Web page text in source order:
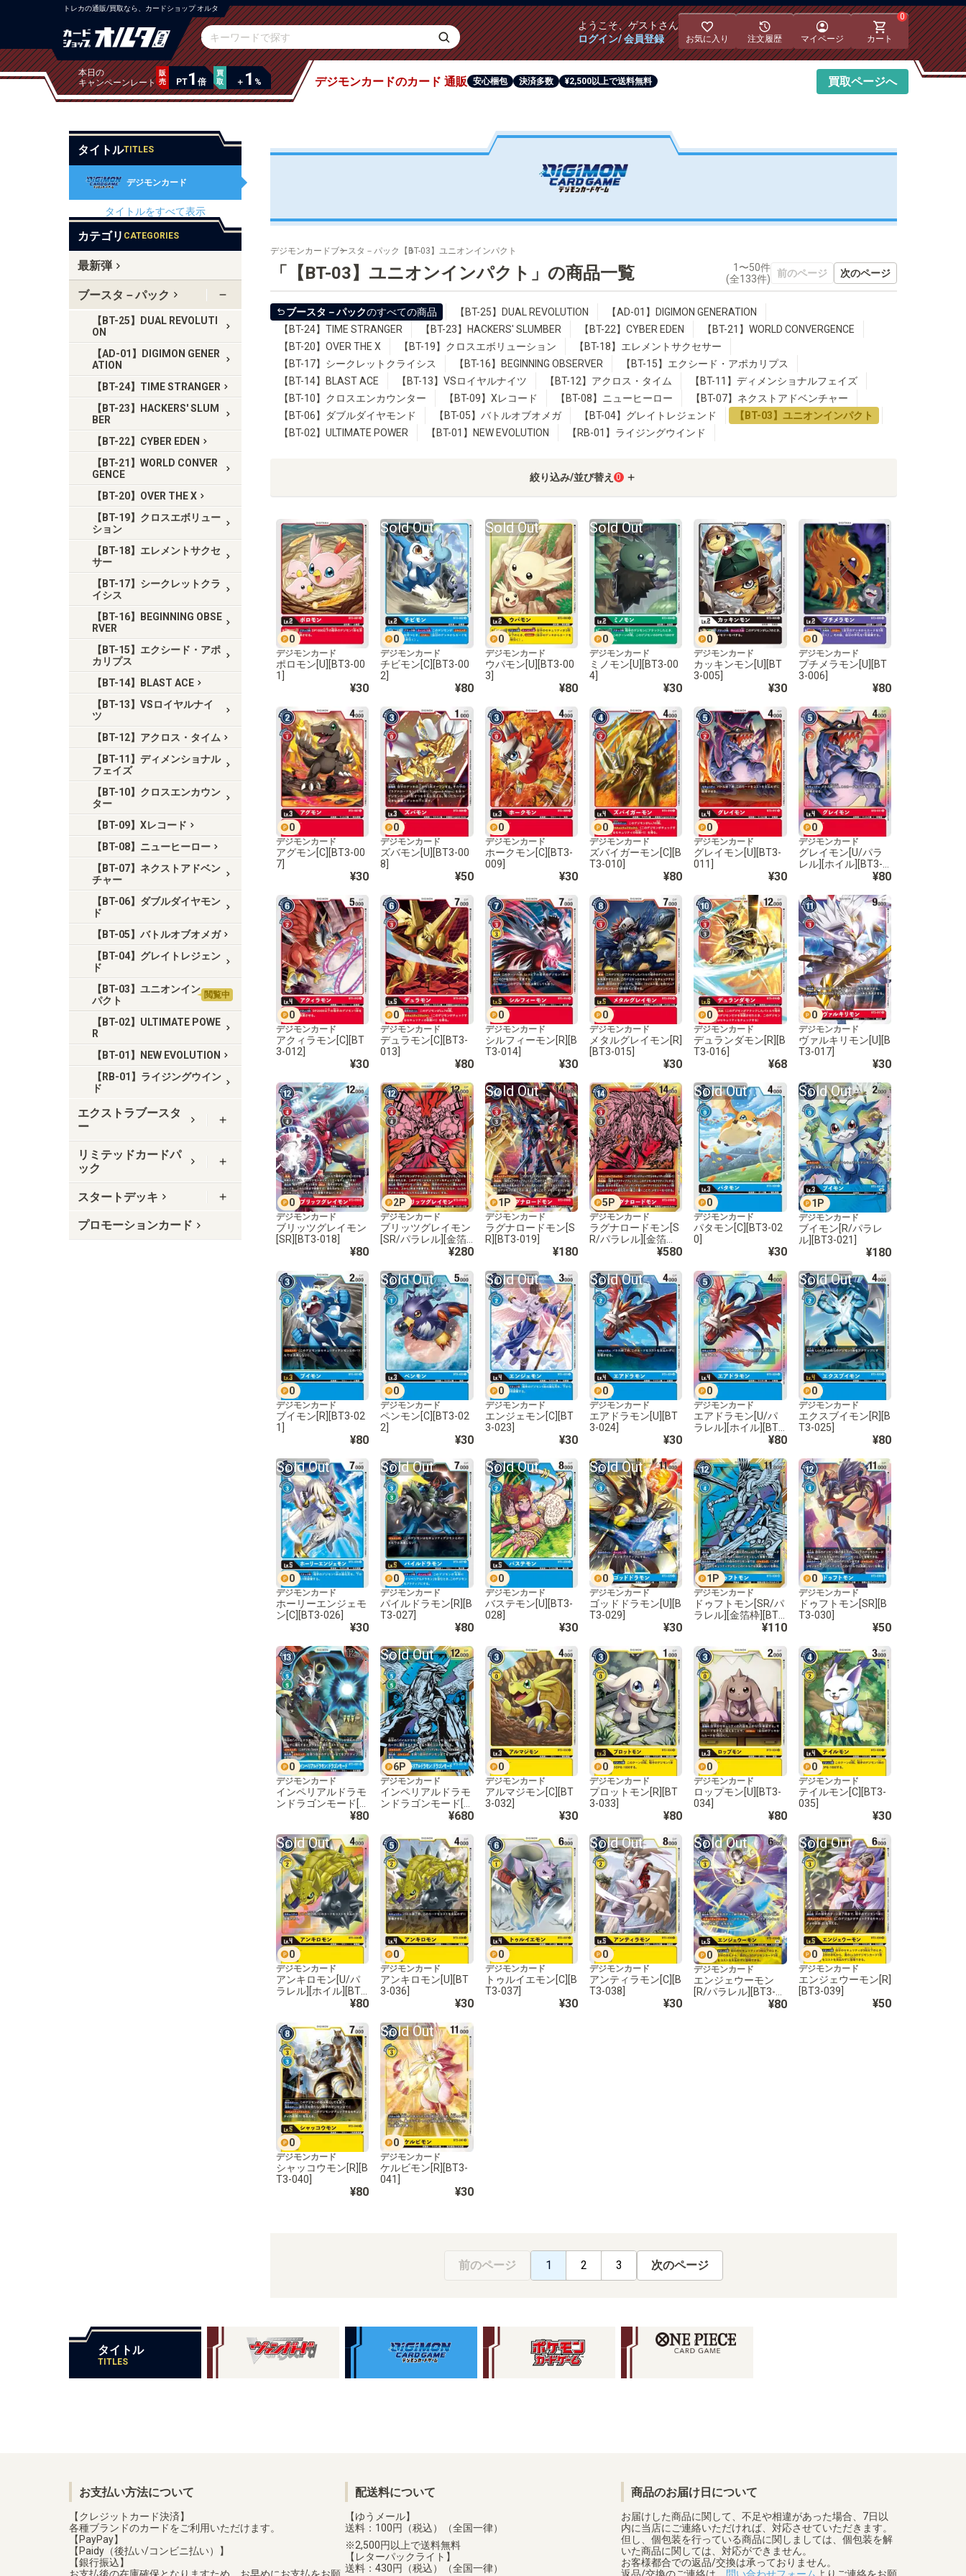
トレカの通販/買取なら、カードショップ オルタ
ようこそ、ゲストさん
ログイン/ 会員登録
お気に入り 注文履歴 マイページ
0
カート
本日の
キャンペーンレート
販
売
PT1 倍
買
取
＋ 1 % デジモンカードのカード 通販 安心梱包 決済多数 ¥2,500以上で送料無料 買取ページへ
タイトルTITLES
デジモンカード
タイトルをすべて表示
カテゴリ CATEGORIES
最新弾
ブースタ－パック
【BT-25】DUAL REVOLUTI
ON
【AD-01】DIGIMON GENER
ATION
【BT-24】TIME STRANGER
【BT-23】HACKERS' SLUM
BER
【BT-22】CYBER EDEN
【BT-21】WORLD CONVER
GENCE
【BT-20】OVER THE X
【BT-19】クロスエボリュー
ション
【BT-18】エレメントサクセ
サー
【BT-17】シークレットクラ
イシス
【BT-16】BEGINNING OBSE
RVER
【BT-15】エクシード・アポ
カリプス
【BT-14】BLAST ACE
【BT-13】VSロイヤルナイ
ツ
【BT-12】アクロス・タイム
【BT-11】ディメンショナル
フェイズ
【BT-10】クロスエンカウン
ター
【BT-09】Xレコード
【BT-08】ニューヒーロー
【BT-07】ネクストアドベン
チャー
【BT-06】ダブルダイヤモン
ド
【BT-05】バトルオブオメガ
【BT-04】グレイトレジェン
ド
【BT-03】ユニオンイン
パクト
閲覧中
【BT-02】ULTIMATE POWE
R
【BT-01】NEW EVOLUTION
【RB-01】ライジングウイン
ド
エクストラブースタ
ー
リミテッドカードパ
ック
スタートデッキ
プロモーションカード
デジモンカードブースタ－パック 【BT-03】ユニオンインパクト
「【BT-03】ユニオンインパクト」の商品一覧
1〜50件
(全133件) 前のページ 次のページ
ブースタ－パックのすべての商品 【BT-25】DUAL REVOLUTION
【AD-01】DIGIMON GENERATION
【BT-24】TIME STRANGER
【BT-23】HACKERS' SLUMBER 【BT-22】CYBER EDEN
【BT-21】WORLD CONVERGENCE
【BT-20】OVER THE X
【BT-19】クロスエボリューション
【BT-18】エレメントサクセサー
【BT-17】シークレットクライシス
【BT-16】BEGINNING OBSERVER
【BT-15】エクシード・アポカリプス
【BT-14】BLAST ACE
【BT-13】VSロイヤルナイツ 【BT-12】アクロス・タイム
【BT-11】ディメンショナルフェイズ
【BT-10】クロスエンカウンター
【BT-09】Xレコード 【BT-08】ニューヒーロー
【BT-07】ネクストアドベンチャー
【BT-06】ダブルダイヤモンド
【BT-05】バトルオブオメガ 【BT-04】グレイトレジェンド
【BT-03】ユニオンインパクト
【BT-02】ULTIMATE POWER
【BT-01】NEW EVOLUTION 【RB-01】ライジングウインド
絞り込み/並び替え 0
0
デジモンカード
ポロモン[U][BT3-00
1]
¥30
Sold Out
0
デジモンカード
チビモン[C][BT3-00
2]
¥80
Sold Out
0
デジモンカード
ウパモン[U][BT3-00
3]
¥80
Sold Out
0
デジモンカード
ミノモン[U][BT3-00
4]
¥30
0
デジモンカード
カッキンモン[U][BT
3-005]
¥30
0
デジモンカード
プチメラモン[U][BT
3-006]
¥80
0
デジモンカード
アグモン[C][BT3-00
7]
¥30
0
デジモンカード
ズバモン[U][BT3-00
8]
¥50
0
デジモンカード
ホークモン[C][BT3-
009]
¥30
0
デジモンカード
ズバイガーモン[C][B
T3-010]
¥80
0
デジモンカード
グレイモン[U][BT3-
011]
¥30
0
デジモンカード
グレイモン[U/パラ
レル][ホイル][BT3-0
¥80
0
デジモンカード
アクィラモン[C][BT
3-012]
¥30
0
デジモンカード
デュラモン[C][BT3-
013]
¥80
0
デジモンカード
シルフィーモン[R][B
T3-014]
¥30
0
デジモンカード
メタルグレイモン[R]
[BT3-015]
¥30
0
デジモンカード
デュランダモン[R][B
T3-016]
¥68
0
デジモンカード
ヴァルキリモン[U][B
T3-017]
¥30
0
デジモンカード
ブリッツグレイモン
[SR][BT3-018]
¥80
2P
デジモンカード
ブリッツグレイモン
[SR/パラレル][金箔
¥280
Sold Out
1 P
デジモンカード
ラグナロードモン[S
R][BT3-019]
¥180
5 P
デジモンカード
ラグナロードモン[S
R/パラレル][金箔枠]
¥580
Sold Out
0
デジモンカード
パタモン[C][BT3-02
0]
¥30
Sold Out
1 P
デジモンカード
ブイモン[R/パラレ
ル][BT3-021]
¥180
0
デジモンカード
ブイモン[R][BT3-02
1]
¥80
Sold Out
0
デジモンカード
ペンモン[C][BT3-02
2]
¥30
Sold Out
0
デジモンカード
エンジェモン[C][BT
3-023]
¥30
Sold Out
0
デジモンカード
エアドラモン[U][BT
3-024]
¥30
0
デジモンカード
エアドラモン[U/パ
ラレル][ホイル][BT3
¥80
Sold Out
0
デジモンカード
エクスブイモン[R][B
T3-025]
¥80
Sold Out
0
デジモンカード
ホーリーエンジェモ
ン[C][BT3-026]
¥30
Sold Out
0
デジモンカード
パイルドラモン[R][B
T3-027]
¥80
Sold Out
0
デジモンカード
バステモン[U][BT3-
028]
¥30
Sold Out
0
デジモンカード
ゴッドドラモン[U][B
T3-029]
¥30
1 P
デジモンカード
ドゥフトモン[SR/パ
ラレル][金箔枠][BT3
¥110
0
デジモンカード
ドゥフトモン[SR][B
T3-030]
¥50
0
デジモンカード
インペリアルドラモ
ンドラゴンモード[S
¥80
Sold Out
6P
デジモンカード
インペリアルドラモ
ンドラゴンモード[S
R/パラレル][金箔枠]
¥680
0
デジモンカード
アルマジモン[C][BT
3-032]
¥30
0
デジモンカード
プロットモン[R][BT
3-033]
¥80
0
デジモンカード
ロップモン[U][BT3-
034]
¥80
0
デジモンカード
テイルモン[C][BT3-
035]
¥30
Sold Out
0
デジモンカード
アンキロモン[U/パ
ラレル][ホイル][BT3
¥80
0
デジモンカード
アンキロモン[U][BT
3-036]
¥30
0
デジモンカード
トゥルイエモン[C][B
T3-037]
¥30
Sold Out
0
デジモンカード
アンティラモン[C][B
T3-038]
¥30
Sold Out
0
デジモンカード
エンジェウーモン
[R/パラレル][BT3-0
¥80
Sold Out
0
デジモンカード
エンジェウーモン[R]
[BT3-039]
¥50
0
デジモンカード
シャッコウモン[R][B
T3-040]
¥80
Sold Out
0
デジモンカード
ケルビモン[R][BT3-
041]
¥30
前のページ 1 2 3 次のページ
タイトル
TITLES
お支払い方法について
【クレジットカード決済】
各種ブランドのカードをご利用いただけます。
【PayPay】
【Paidy（後払い/コンビニ払い）】
【銀行振込】
配送料について
【ゆうメール】
送料：100円（税込）（全国一律）
2,500円以上で送料無料
【レターパックライト】
送料：430円（税込）（全国一律）
商品のお届け日について
お届けした商品に関して、不足や相違があった場合、7日以
内に当店にご連絡いただければ、対応させていただきます。
但し、個包装を行っている商品に関しましては、個包装を解
いた商品に関しては、対応ができません。
お客様都合での返品/交換は承っておりません。